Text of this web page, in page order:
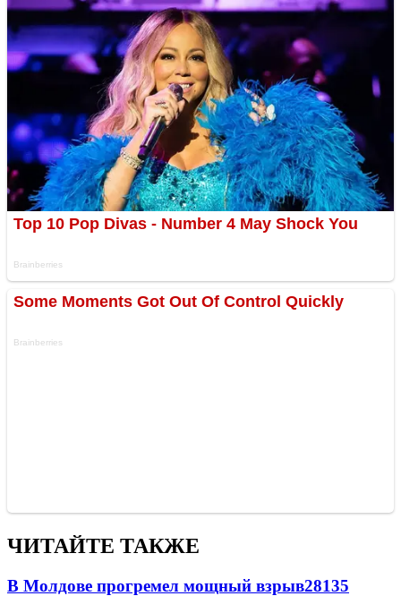
ЧИТАЙТЕ ТАКЖЕ
В Молдове прогремел мощный взрыв28135